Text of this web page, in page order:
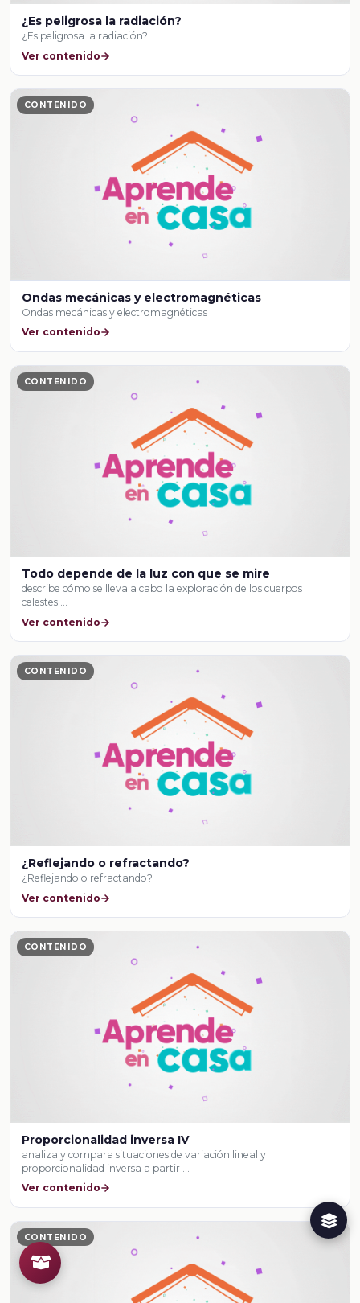
¿Es peligrosa la radiación?
¿Es peligrosa la radiación?
Ver contenido
CONTENIDO
Ondas mecánicas y electromagnéticas
Ondas mecánicas y electromagnéticas
Ver contenido
CONTENIDO
Todo depende de la luz con que se mire
describe cómo se lleva a cabo la exploración de los cuerpos
celestes …
Ver contenido
CONTENIDO
¿Reflejando o refractando?
¿Reflejando o refractando?
Ver contenido
CONTENIDO
Proporcionalidad inversa IV
analiza y compara situaciones de variación lineal y
proporcionalidad inversa a partir …
Ver contenido
CONTENIDO